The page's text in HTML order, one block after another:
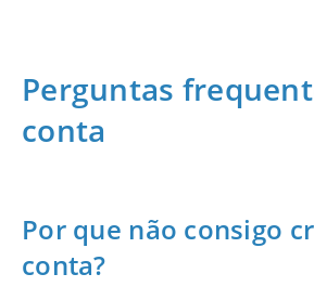
Perguntas
conta
Por que não consigo
conta?